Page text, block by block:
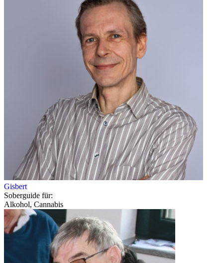
Gisbert
Soberguide für:
Alkohol, Cannabis